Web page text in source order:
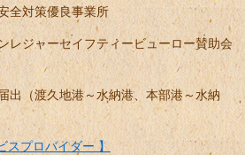
全対策優良事業所
レジャーセイフティービューロー賛助会
出（渡久地港～水納港、本部港～水納
スプロバイダー 】